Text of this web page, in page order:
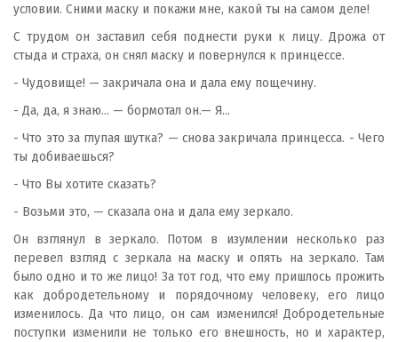
условии. Сними маску и покажи мне, какой ты на самом деле!
С трудом он заставил себя поднести руки к лицу. Дрожа от
стыда и страха, он снял маску и повернулся к принцессе.
- Чудовище! — закричала она и дала ему пощечину.
- Да, да, я знаю... — бормотал он.— Я...
- Что это за глупая шутка? — снова закричала принцесса. - Чего
ты добиваешься?
- Что Вы хотите сказать?
- Возьми это, — сказала она и дала ему зеркало.
Он взглянул в зеркало. Потом в изумлении несколько раз
перевел взгляд с зеркала на маску и опять на зеркало. Там
было одно и то же лицо! За тот год, что ему пришлось прожить
как добродетельному и порядочному человеку, его лицо
изменилось. Да что лицо, он сам изменился! Добродетельные
поступки изменили не только его внешность, но и характер,